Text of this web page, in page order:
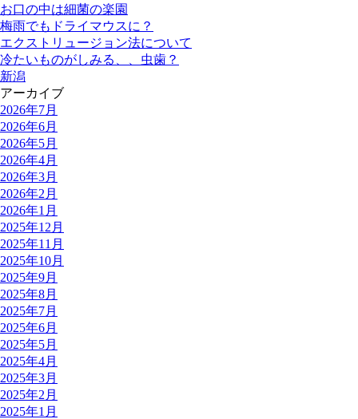
お口の中は細菌の楽園
梅雨でもドライマウスに？
エクストリュージョン法について
冷たいものがしみる、、虫歯？
新潟
アーカイブ
2026年7月
2026年6月
2026年5月
2026年4月
2026年3月
2026年2月
2026年1月
2025年12月
2025年11月
2025年10月
2025年9月
2025年8月
2025年7月
2025年6月
2025年5月
2025年4月
2025年3月
2025年2月
2025年1月